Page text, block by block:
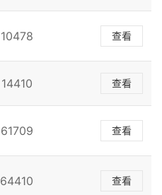
10478 查看
14410 查看
61709 查看
64410 查看